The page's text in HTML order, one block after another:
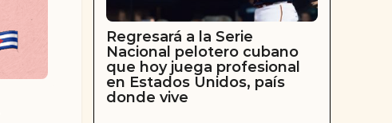
Regresará a la Serie
Nacional pelotero cubano
que hoy juega profesional
en Estados Unidos, país
donde vive